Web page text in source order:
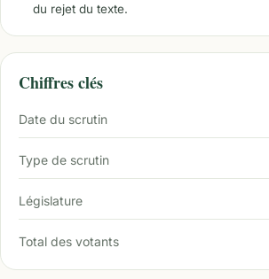
du rejet du texte.
Chiffres clés
Date du scrutin
Type de scrutin
Législature
Total des votants